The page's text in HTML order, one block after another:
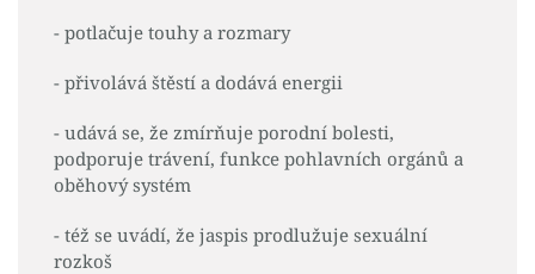
- potlačuje touhy a rozmary
- přivolává štěstí a dodává energii
- udává se, že zmírňuje porodní bolesti,
podporuje trávení, funkce pohlavních orgánů a
oběhový systém
- též se uvádí, že jaspis prodlužuje sexuální
rozkoš